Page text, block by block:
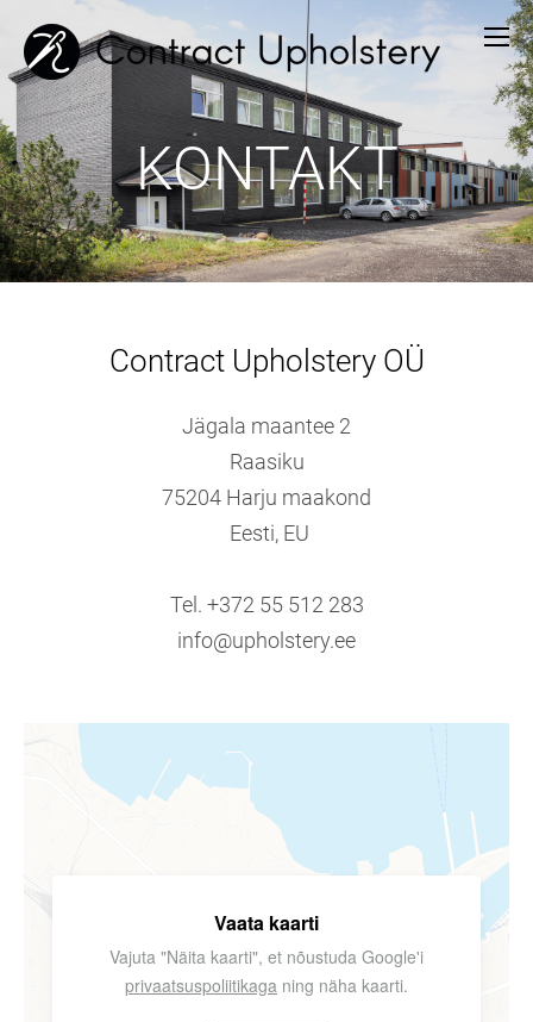
KONTAKT
Contract Upholstery OÜ
Jägala maantee 2
Raasiku
75204 Harju maakond
Eesti, EU
Tel. +372 55 512 283
info@upholstery.ee
Vaata kaarti
Vajuta "Näita kaarti", et nõustuda Google'i
privaatsuspoliitikaga ning näha kaarti.